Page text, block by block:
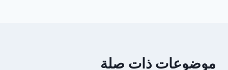
موضوعات ذات صلة